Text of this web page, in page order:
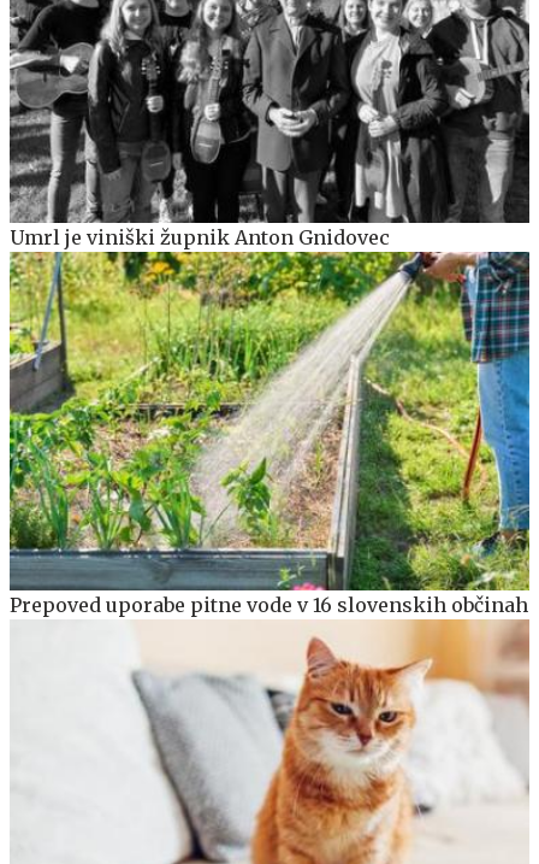
Umrl je viniški župnik Anton Gnidovec
Prepoved uporabe pitne vode v 16 slovenskih občinah